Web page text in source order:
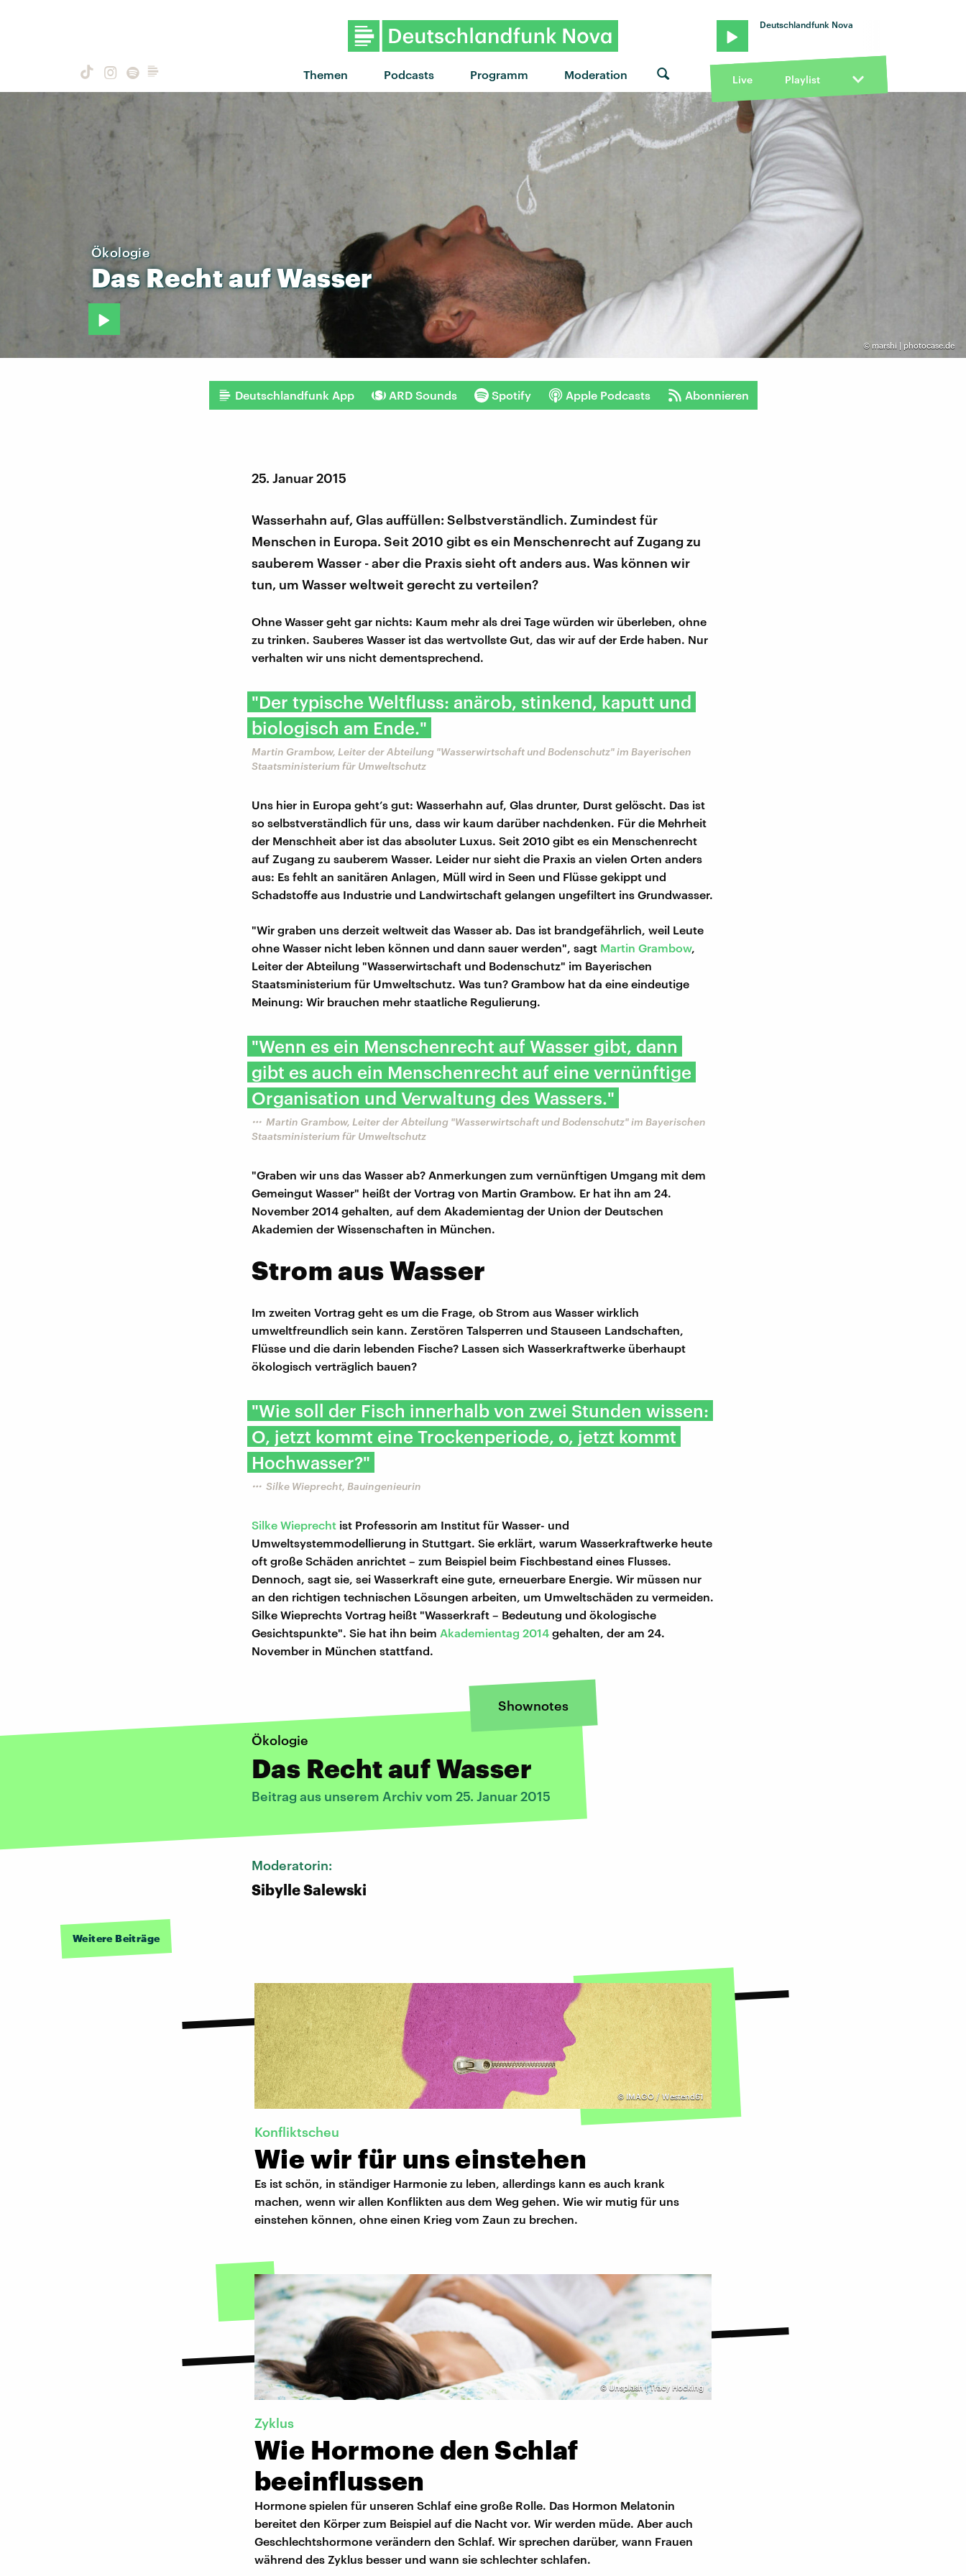
Themen Podcasts Programm Moderation
Deutschlandfunk Nova
Live Playlist
© marshi | photocase.de
Ökologie
DasRechtaufWasser
Deutschlandfunk App ARD Sounds Spotify Apple Podcasts Abonnieren
25. Januar 2015
Wasserhahn auf, Glas auffüllen: Selbstverständlich. Zumindest für
Menschen in Europa. Seit 2010 gibt es ein Menschenrecht auf Zugang zu
sauberem Wasser - aber die Praxis sieht oft anders aus. Was können wir
tun, um Wasser weltweit gerecht zu verteilen?
Ohne Wasser geht gar nichts: Kaum mehr als drei Tage würden wir überleben, ohne
zu trinken. Sauberes Wasser ist das wertvollste Gut, das wir auf der Erde haben. Nur
verhalten wir uns nicht dementsprechend.
​"Der typische Weltfluss: anärob, stinkend, kaputt und
biologisch am Ende."
Martin Grambow, Leiter der Abteilung "Wasserwirtschaft und Bodenschutz" im Bayerischen
Staatsministerium für Umweltschutz
Uns hier in Europa geht’s gut: Wasserhahn auf, Glas drunter, Durst gelöscht. Das ist
so selbstverständlich für uns, dass wir kaum darüber nachdenken. Für die Mehrheit
der Menschheit aber ist das absoluter Luxus. Seit 2010 gibt es ein Menschenrecht
auf Zugang zu sauberem Wasser. Leider nur sieht die Praxis an vielen Orten anders
aus: Es fehlt an sanitären Anlagen, Müll wird in Seen und Flüsse gekippt und
Schadstoffe aus Industrie und Landwirtschaft gelangen ungefiltert ins Grundwasser.
"Wir graben uns derzeit weltweit das Wasser ab. Das ist brandgefährlich, weil Leute
ohne Wasser nicht leben können und dann sauer werden", sagt Martin Grambow,
Leiter der Abteilung "Wasserwirtschaft und Bodenschutz" im Bayerischen
Staatsministerium für Umweltschutz. Was tun? Grambow hat da eine eindeutige
Meinung: Wir brauchen mehr staatliche Regulierung.
​"Wenn es ein Menschenrecht auf Wasser gibt, dann
gibt es auch ein Menschenrecht auf eine vernünftige
Organisation und Verwaltung des Wassers."
Martin Grambow, Leiter der Abteilung "Wasserwirtschaft und Bodenschutz" im Bayerischen
Staatsministerium für Umweltschutz
"Graben wir uns das Wasser ab? Anmerkungen zum vernünftigen Umgang mit dem
Gemeingut Wasser" heißt der Vortrag von Martin Grambow. Er hat ihn am 24.
November 2014 gehalten, auf dem Akademientag der Union der Deutschen
Akademien der Wissenschaften in München.
Strom aus Wasser
Im zweiten Vortrag geht es um die Frage, ob Strom aus Wasser wirklich
umweltfreundlich sein kann. Zerstören Talsperren und Stauseen Landschaften,
Flüsse und die darin lebenden Fische? Lassen sich Wasserkraftwerke überhaupt
ökologisch verträglich bauen?
​"Wie soll der Fisch innerhalb von zwei Stunden wissen:
O, jetzt kommt eine Trockenperiode, o, jetzt kommt
Hochwasser?"
Silke Wieprecht, Bauingenieurin
Silke Wieprecht ist Professorin am Institut für Wasser- und
Umweltsystemmodellierung in Stuttgart. Sie erklärt, warum Wasserkraftwerke heute
oft große Schäden anrichtet – zum Beispiel beim Fischbestand eines Flusses.
Dennoch, sagt sie, sei Wasserkraft eine gute, erneuerbare Energie. Wir müssen nur
an den richtigen technischen Lösungen arbeiten, um Umweltschäden zu vermeiden.
Silke Wieprechts Vortrag heißt "Wasserkraft – Bedeutung und ökologische
Gesichtspunkte". Sie hat ihn beim Akademientag 2014 gehalten, der am 24.
November in München stattfand.
Shownotes
Ökologie
Das Recht auf Wasser
Beitrag aus unserem Archiv vom 25. Januar 2015
Moderatorin:
Sibylle Salewski
Weitere Beiträge
© IMAGO / Westend61
Konfliktscheu
Wie wir für uns einstehen
Es ist schön, in ständiger Harmonie zu leben, allerdings kann es auch krank
machen, wenn wir allen Konflikten aus dem Weg gehen. Wie wir mutig für uns
einstehen können, ohne einen Krieg vom Zaun zu brechen.
© Unsplash | Tracy Hocking
Zyklus
Wie Hormone den Schlaf
beeinflussen
Hormone spielen für unseren Schlaf eine große Rolle. Das Hormon Melatonin
bereitet den Körper zum Beispiel auf die Nacht vor. Wir werden müde. Aber auch
Geschlechtshormone verändern den Schlaf. Wir sprechen darüber, wann Frauen
während des Zyklus besser und wann sie schlechter schlafen.